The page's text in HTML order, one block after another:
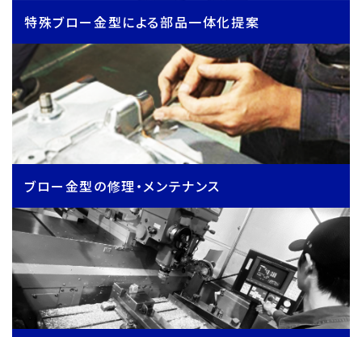
特殊ブロー金型による部品一体化提案
ブロー金型の修理・メンテナンス